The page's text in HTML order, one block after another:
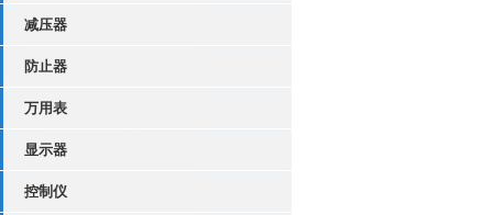
减压器
防止器
万用表
显示器
控制仪